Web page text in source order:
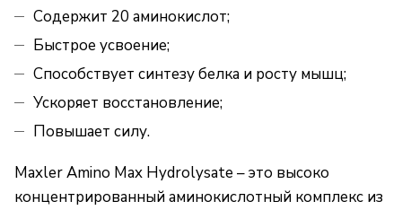
Содержит 20 аминокислот;
Быстрое усвоение;
Способствует синтезу белка и росту мышц;
Ускоряет восстановление;
Повышает силу.
Maxler Amino Max Hydrolysate – это высоко
концентрированный аминокислотный комплекс из